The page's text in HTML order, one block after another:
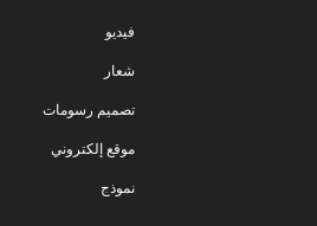
فيديو
شعار
تصميم رسومات
موقع إلكتروني
نموذج